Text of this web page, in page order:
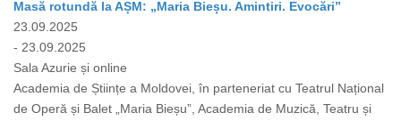
Masă rotundă la AȘM: „Maria Bieșu. Amintiri. Evocări”
23.09.2025
- 23.09.2025
Sala Azurie și online
Academia de Științe a Moldovei, în parteneriat cu Teatrul Național
de Operă și Balet „Maria Bieșu”, Academia de Muzică, Teatru și